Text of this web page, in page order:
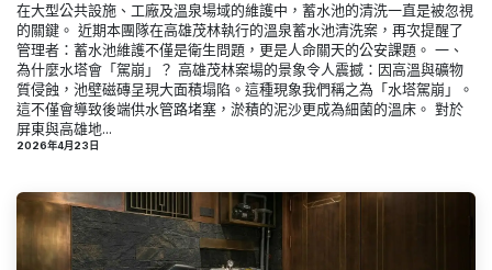
在大型公共設施、工廠及溫泉場域的維護中，蓄水池的清洗一直是被忽視
的關鍵。 近期本團隊在高雄茂林執行的溫泉蓄水池清洗案，再次提醒了
管理者：蓄水池維護不僅是衛生問題，更是人命關天的公安課題。 一、
為什麼水塔會「駕崩」？ 高雄茂林案場的景象令人震撼：因高溫與礦物
質侵蝕，池壁磁磚呈現大面積塌陷。這種現象我們稱之為「水塔駕崩」。
這不僅會導致後端供水管路堵塞，淤積的泥沙更成為細菌的溫床。 對於
屏東與高雄地...
2026年4月23日